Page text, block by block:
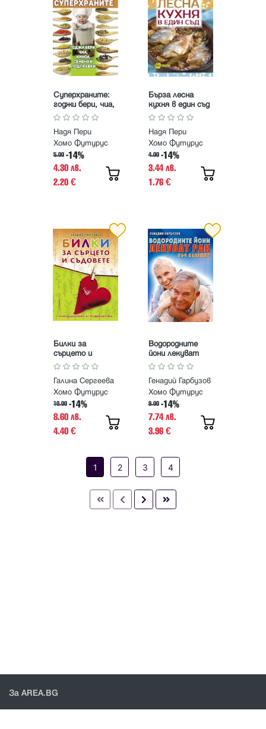
Суперхраните:
годжи бери, чиа,
киноа, семена и
подправки
Надя Пери
Хомо Футурус
5.00 -14%
4.30 лв.
2.20 €
Бърза лесна
кухня в един съд
Надя Пери
Хомо Футурус
4.00 -14%
3.44 лв.
1.76 €
Билки за
сърцето и
съдовете.
Природолечение и
профилактика
Галина Сергеева
Хомо Футурус
10.00 -14%
8.60 лв.
4.40 €
Водородните
йони лекуват
рака. Лъч
надежда
Генадий Гарбузов
Хомо Футурус
9.00 -14%
7.74 лв.
3.96 €
1 2 3 4
За AREA.BG